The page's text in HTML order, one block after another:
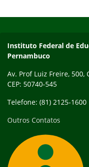
Instituto Federal de
Pernambuco
Av. Prof Luiz Freire, 500,
CEP: 50740-545
Telefone: (81) 2125-1600
Outros Contatos